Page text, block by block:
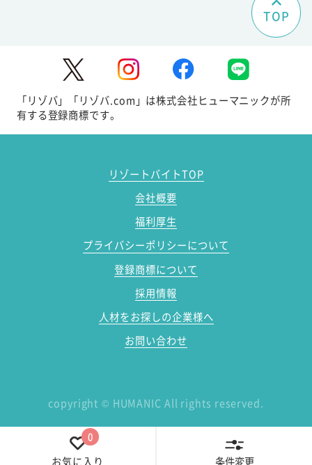
TOP
「リゾバ」「リゾバ.com」は株式会社ヒューマニックが所
有する登録商標です。
リゾートバイトTOP
会社概要
福利厚生
プライバシーポリシーについて
登録商標について
採用情報
人材をお探しの企業様へ
お問い合わせ
copyright © HUMANIC All rights reserved.
0
お気に入り 条件変更